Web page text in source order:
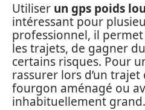
Utiliser un gps poids
intéressant pour
professionnel, il
les trajets, de gagner
certains risques. Pour
rassurer lors d’un trajet
fourgon aménagé ou
inhabituellement grand.